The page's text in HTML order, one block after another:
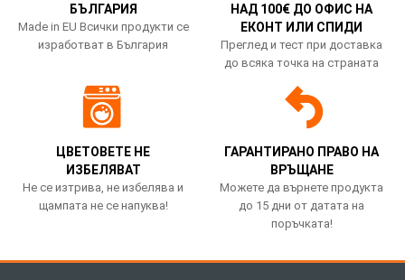
БЪЛГАРИЯ
Made in EU Всички продукти се
изработват в България
НАД 100€ ДО ОФИС НА
ЕКОНТ ИЛИ СПИДИ
Преглед и тест при доставка
до всяка точка на страната
ЦВЕТОВЕТЕ НЕ
ИЗБЕЛЯВАТ
Не се изтрива, не избелява и
щампата не се напуква!
ГАРАНТИРАНО ПРАВО НА
ВРЪЩАНЕ
Можете да върнете продукта
до 15 дни от датата на
поръчката!